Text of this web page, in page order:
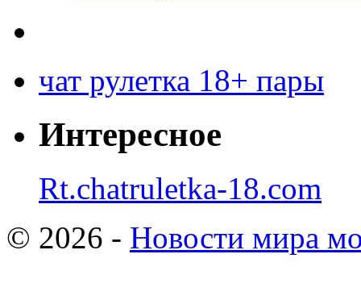
чат рулетка 18+ пары
Интересное
Rt.chatruletka-18.com
© 2026 - Новости мира